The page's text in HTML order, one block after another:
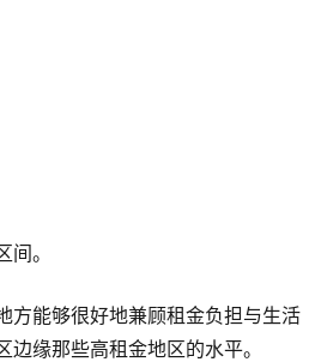
间。
方能够很好地兼顾租金负担与生活
边缘那些高租金地区的水平。